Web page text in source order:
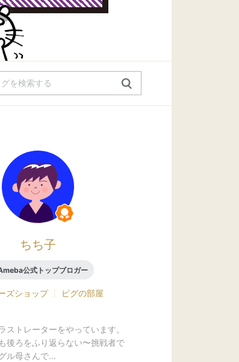
ちち子
公式トップブロガー
ズショップ ピグの部屋
ストレーターをやっています。
後ろをふり返らない〜挑戦者で
ル母さんで...